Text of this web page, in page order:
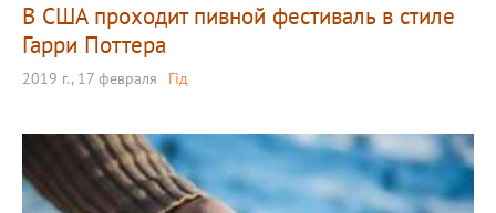
В США проходит пивной фестиваль в стиле
Гарри Поттера
2019 г., 17 февраля Гід